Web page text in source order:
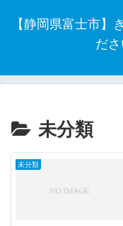
【静岡県富士市】
だ
未分類
未分類